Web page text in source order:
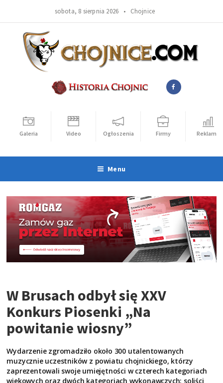
sobota, 8 sierpnia 2026 • Chojnice
Galeria Video Ogłoszenia Firmy Reklama
Menu
W Brusach odbył się XXV
Konkurs Piosenki „Na
powitanie wiosny”
Wydarzenie zgromadziło około 300 utalentowanych
muzycznie uczestników z powiatu chojnickiego, którzy
zaprezentowali swoje umiejętności w czterech kategoriach
wiekowych oraz dwóch kategoriach wykonawczych: soliści